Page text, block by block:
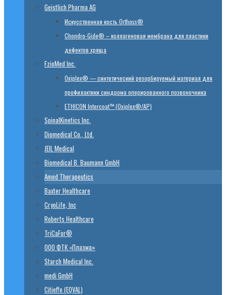
Geistlich Pharma AG
Искусственная кость Orthoss®
Chondro-Gide® – коллагеновая мембрана для пластики
дефектов хряща
FzioMed Inc.
Oxiplex® — синтетический резорбируемый материал для
профилактики синдрома оперированного позвоночника
ETHICON Intercoat™ (Oxiplex®/AP)
SpinalKinetics Inc.
Diomedical Co., Ltd.
JEIL Medical
Biomedical B. Baumann GmbH
Amed Therapeutics
Baxter Healthcare
CryoLife, Inc
Roberts Healthcare
TriCaFor®
ООО ФТК «Плазма»
Starch Medical Inc.
medi GmbH
Citieffe (EQVAL)